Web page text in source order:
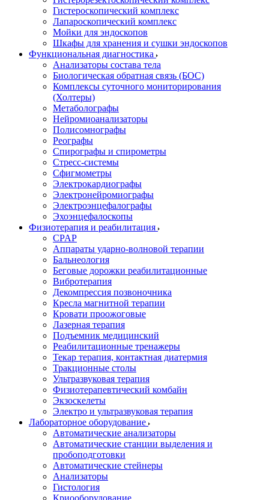
Гистероскопический комплекс
Лапароскопический комплекс
Мойки для эндоскопов
Шкафы для хранения и сушки эндоскопов
Функциональная диагностика
Анализаторы состава тела
Биологическая обратная связь (БОС)
Комплексы суточного мониторирования
(Холтеры)
Метаболографы
Нейромиоанализаторы
Полисомнографы
Реографы
Спирографы и спирометры
Стресс-системы
Сфигмометры
Электрокардиографы
Электронейромиографы
Электроэнцефалографы
Эхоэнцефалоскопы
Физиотерапия и реабилитация
CPAP
Аппараты ударно-волновой терапии
Бальнеология
Беговые дорожки реабилитационные
Вибротерапия
Декомпрессия позвоночника
Кресла магнитной терапии
Кровати проожоговые
Лазерная терапия
Подъемник медицинский
Реабилитационные тренажеры
Текар терапия, контактная диатермия
Тракционные столы
Ультразвуковая терапия
Физиотерапевтический комбайн
Экзоскелеты
Электро и ультразвуковая терапия
Лабораторное оборудование
Автоматические анализаторы
Автоматические станции выделения и
пробоподготовки
Автоматические стейнеры
Анализаторы
Гистология
Криооборудование